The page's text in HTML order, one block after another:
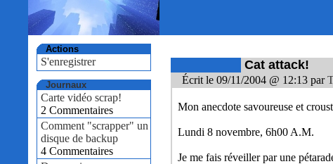
Actions
S'enregistrer
Journaux
Carte vidéo scrap!
2 Commentaires
Comment "scrapper" un
disque de backup
4 Commentaires
Cat attack!
Écrit le 09/11/2004 @ 12:13 par
Mon anecdote savoureuse et
Lundi 8 novembre, 6h00 A.M.
Je me fais réveiller par une